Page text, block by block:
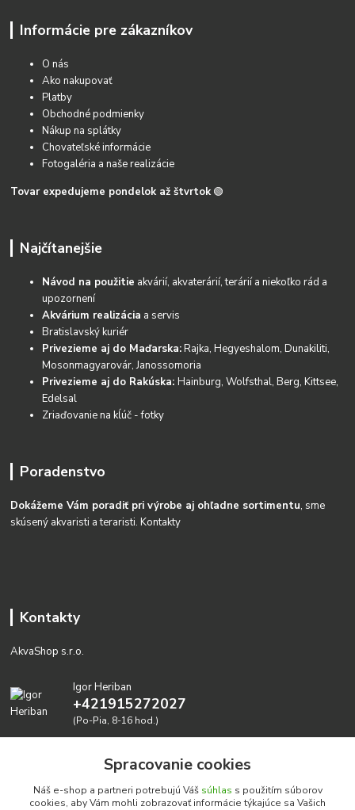
Informácie pre zákazníkov
O nás
Ako nakupovať
Platby
Obchodné podmienky
Nákup na splátky
Chovateľské informácie
Fotogaléria a naše realizácie
Tovar expedujeme pondelok až štvrtok 🟢
Najčítanejšie
Návod na použitie akvárií, akvaterárií, terárií a niekoľko rád a
upozornení
Akvárium realizácia a servis
Bratislavský kuriér
Privezieme aj do Maďarska:Rajka, Hegyeshalom, Dunakiliti,
Mosonmagyarovár, Janossomoria
Privezieme aj do Rakúska:Hainburg, Wolfsthal, Berg, Kittsee,
Edelsal
Zriaďovanie na kĺúč - fotky
Poradenstvo
Dokážeme Vám poradiť pri výrobe aj ohľadne sortimentu, sme
skúsený akvaristi a teraristi.Kontakty
Kontakty
AkvaShop s.r.o.
Igor Heriban
+421915272027
(Po-Pia, 8-16 hod.)
Spracovanie cookies
Náš e-shop a partneri potrebujú Váš súhlas s použitím súborov
cookies, aby Vám mohli zobrazovať informácie týkajúce sa Vašich